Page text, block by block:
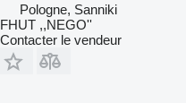
Pologne, Sanniki
FHUT ,,NEGO''
Contacter le vendeur